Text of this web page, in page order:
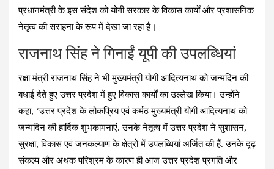
प्रधानमंत्री के इस संदेश को योगी सरकार के विकास कार्यों और प्रशासनिक
नेतृत्व की सराहना के रूप में देखा जा रहा है।
राजनाथ सिंह ने गिनाईं यूपी की उपलब्धियां
रक्षा मंत्री राजनाथ सिंह ने भी मुख्यमंत्री योगी आदित्यनाथ को जन्मदिन की
बधाई देते हुए उत्तर प्रदेश में हुए विकास कार्यों का उल्लेख किया। उन्होंने
कहा, ‘उत्तर प्रदेश के लोकप्रिय एवं कर्मठ मुख्यमंत्री योगी आदित्यनाथ को
जन्मदिन की हार्दिक शुभकामनाएं. उनके नेतृत्व में उत्तर प्रदेश ने सुशासन,
सुरक्षा, विकास एवं जनकल्याण के क्षेत्रों में उपलब्धियां अर्जित की हैं. उनके दृढ़
संकल्प और अथक परिश्रम के कारण ही आज उत्तर प्रदेश प्रगति और